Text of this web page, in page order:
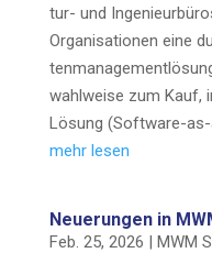
tur- und
Orga­ni­sa­tio­nen eine
wahl­wei­se zum Kauf,
Lösung (Sof­t­­wa­re-
mehr lesen
Neue­run­gen in
Feb. 25, 2026 | MWM